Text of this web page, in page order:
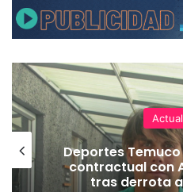
Deportes
contractual con
tras derrota